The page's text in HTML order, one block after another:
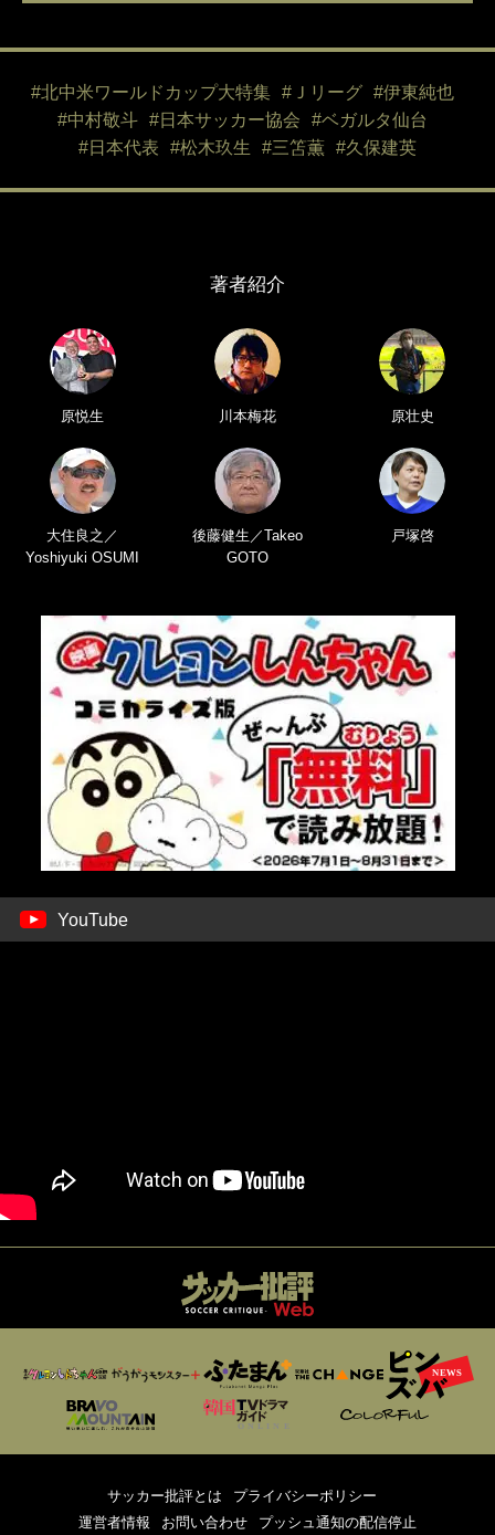
#北中米ワールドカップ大特集 #Ｊリーグ
#伊東純也
#中村敬斗
#日本サッカー協会
#ベガルタ仙台
#日本代表
#松木玖生 #三笘薫 #久保建英
著者紹介
原悦生 川本梅花 原壮史
大住良之／
Yoshiyuki OSUMI
後藤健生／Takeo
GOTO
戸塚啓
YouTube
サッカー批評とは
プライバシーポリシー
運営者情報
お問い合わせ プッシュ通知の配信停止